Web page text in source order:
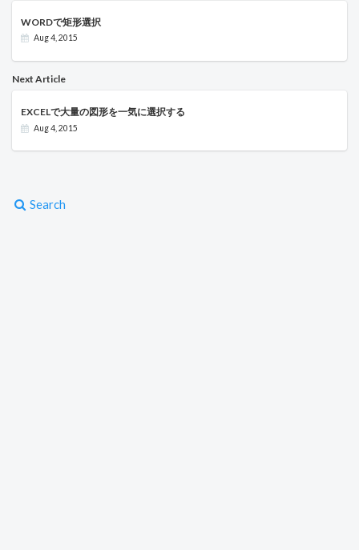
WORDで矩形選択
Aug 4, 2015
Next Article
EXCELで大量の図形を一気に選択する
Aug 4, 2015
Search